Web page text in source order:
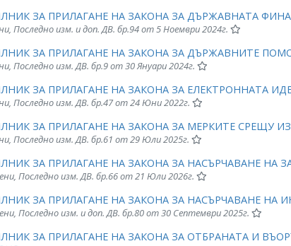
ЗА ПРИЛАГАНЕ НА ЗАКОНА ЗА ДЪРЖАВНАТА
Последно изм. и доп. ДВ. бр.94 от 5 Ноември 2024г.
ЗА ПРИЛАГАНЕ НА ЗАКОНА ЗА ДЪРЖАВНИТЕ
Последно изм. ДВ. бр.9 от 30 Януари 2024г.
ЗА ПРИЛАГАНЕ НА ЗАКОНА ЗА ЕЛЕКТРОННАТА
Последно изм. ДВ. бр.47 от 24 Юни 2022г.
ЗА ПРИЛАГАНЕ НА ЗАКОНА ЗА МЕРКИТЕ СРЕЩУ
Последно изм. ДВ. бр.61 от 29 Юли 2025г.
ЗА ПРИЛАГАНЕ НА ЗАКОНА ЗА НАСЪРЧАВАНЕ НА
Последно изм. ДВ. бр.66 от 21 Юли 2026г.
ЗА ПРИЛАГАНЕ НА ЗАКОНА ЗА НАСЪРЧАВАНЕ НА
Последно изм. и доп. ДВ. бр.80 от 30 Септември 2025г.
ЗА ПРИЛАГАНЕ НА ЗАКОНА ЗА ОТБРАНАТА И